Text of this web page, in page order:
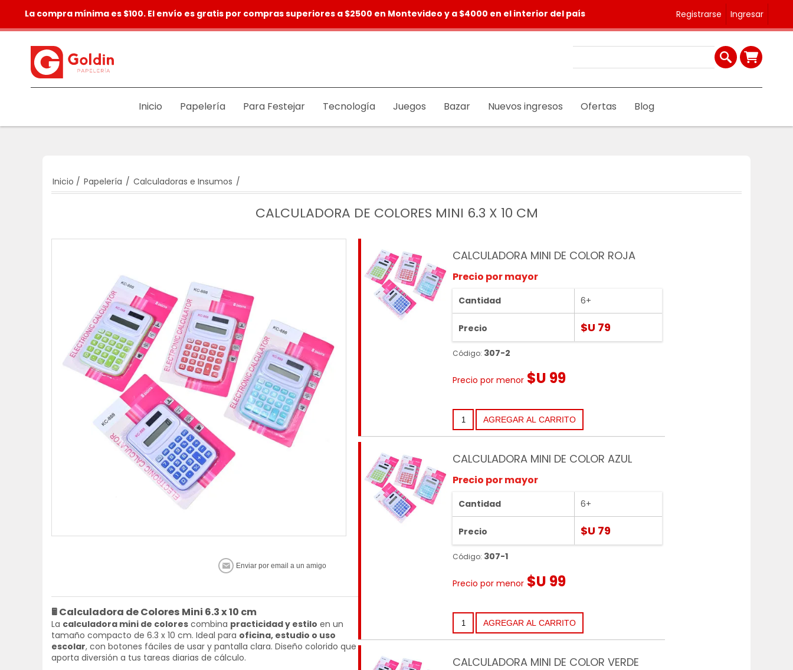
Registrarse Ingresar
La compra mínima es $100. El envío es gratis por compras superiores a $2500 en Montevideo y a $4000 en el interior del país
Inicio Papelería Para Festejar Tecnología Juegos Bazar Nuevos ingresos Ofertas Blog
Inicio / Papelería / Calculadoras e Insumos /
CALCULADORA DE COLORES MINI 6.3 X 10 CM
🖩Calculadora de Colores Mini 6.3 x 10 cm
La calculadora mini de colores combina practicidad y estilo en un
tamaño compacto de 6.3 x 10 cm. Ideal para oficina, estudio o uso
escolar, con botones fáciles de usar y pantalla clara. Diseño colorido que
aporta diversión a tus tareas diarias de cálculo.
CALCULADORA MINI DE COLOR ROJA
Precio por mayor
Cantidad 6+
Precio $U 79
Código: 307-2
Precio por menor $U 99
CALCULADORA MINI DE COLOR AZUL
Precio por mayor
Cantidad 6+
Precio $U 79
Código: 307-1
Precio por menor $U 99
CALCULADORA MINI DE COLOR VERDE